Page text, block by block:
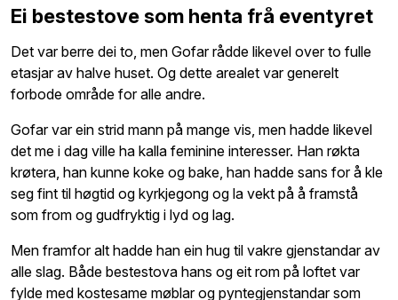
Ei bestestove som henta frå eventyret
Det var berre dei to, men Gofar rådde likevel over to fulle
etasjar av halve huset. Og dette arealet var generelt
forbode område for alle andre.
Gofar var ein strid mann på mange vis, men hadde likevel
det me i dag ville ha kalla feminine interesser. Han røkta
krøtera, han kunne koke og bake, han hadde sans for å kle
seg fint til høgtid og kyrkjegong og la vekt på å framstå
som from og gudfryktig i lyd og lag.
Men framfor alt hadde han ein hug til vakre gjenstandar av
alle slag. Både bestestova hans og eit rom på loftet var
fylde med kostesame møblar og pyntegjenstandar som